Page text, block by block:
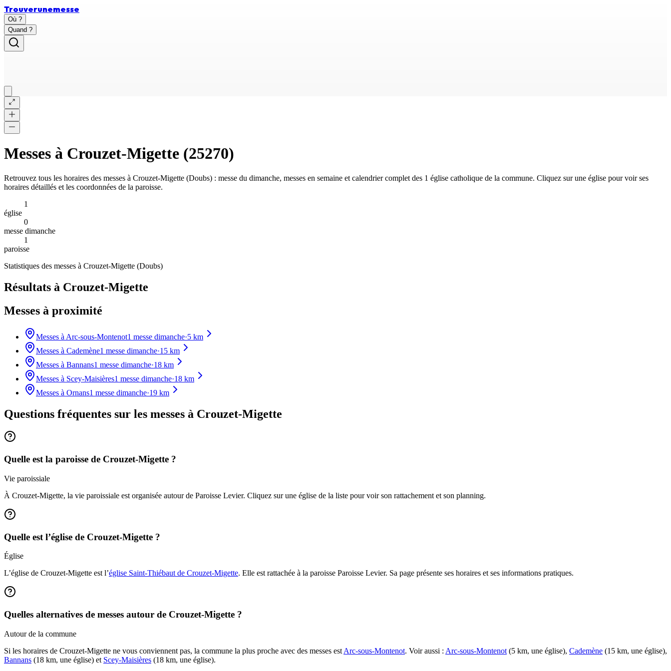
Trouverunemesse
Où ?
Quand ?
Messes à Crouzet-Migette (25270)
Retrouvez tous les horaires des messes à Crouzet-Migette (Doubs) : messe du dimanche, messes en semaine et calendrier complet des 1 église catholique de la commune. Cliquez sur une église pour voir ses
horaires détaillés et les coordonnées de la paroisse.
1
église
0
messe dimanche
1
paroisse
Statistiques des messes à Crouzet-Migette (Doubs)
Résultats à Crouzet-Migette
Messes à proximité
Messes à Arc-sous-Montenot1 messe dimanche·5 km
Messes à Cademène1 messe dimanche·15 km
Messes à Bannans1 messe dimanche·18 km
Messes à Scey-Maisières1 messe dimanche·18 km
Messes à Ornans1 messe dimanche·19 km
Questions fréquentes sur les messes à Crouzet-Migette
Quelle est la paroisse de Crouzet-Migette ?
Vie paroissiale
À Crouzet-Migette, la vie paroissiale est organisée autour de Paroisse Levier. Cliquez sur une église de la liste pour voir son rattachement et son planning.
Quelle est l’église de Crouzet-Migette ?
Église
L’église de Crouzet-Migette est l’église Saint-Thiébaut de Crouzet-Migette. Elle est rattachée à la paroisse Paroisse Levier. Sa page présente ses horaires et ses informations pratiques.
Quelles alternatives de messes autour de Crouzet-Migette ?
Autour de la commune
Si les horaires de Crouzet-Migette ne vous conviennent pas, la commune la plus proche avec des messes est Arc-sous-Montenot. Voir aussi : Arc-sous-Montenot (5 km, une église), Cademène (15 km, une église),
Bannans (18 km, une église) et Scey-Maisières (18 km, une église).